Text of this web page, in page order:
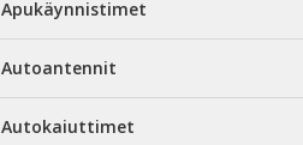
Apukäynnistimet
Autoantennit
Autokaiuttimet